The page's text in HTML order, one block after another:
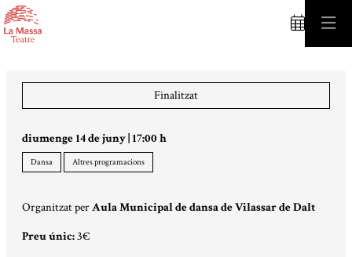
Finalitzat
diumenge 14 de juny|17:00 h
Dansa Altres programacions
Organitzat perAula Municipal de dansa de Vilassar de Dalt
Preu únic:3€